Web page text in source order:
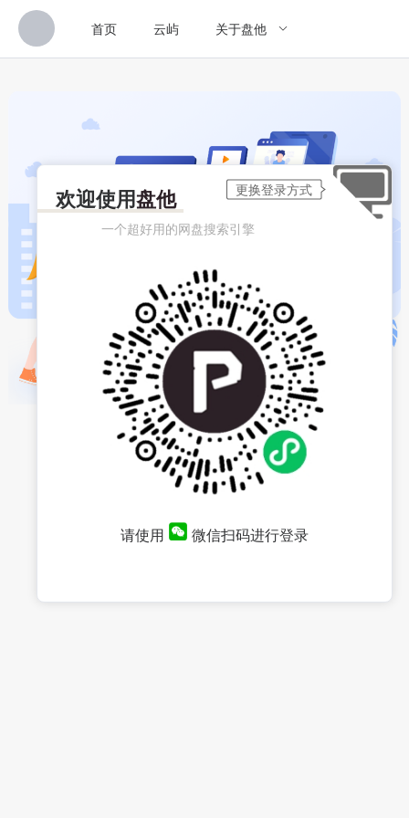
首页 云屿 关于盘他
欢迎使用盘他
一个超好用的网盘搜索引擎
请使用 微信扫码进行登录